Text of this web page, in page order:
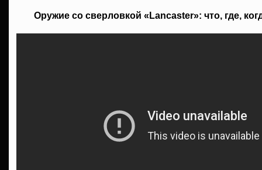
Оружие со сверловкой «Lancaster»: что, где,